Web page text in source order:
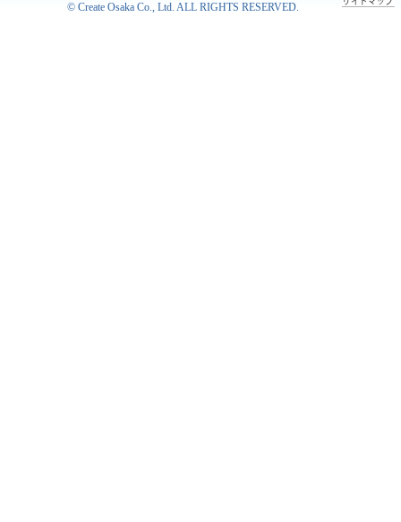
© Create Osaka Co., Ltd. ALL RIGHTS RESERVED.